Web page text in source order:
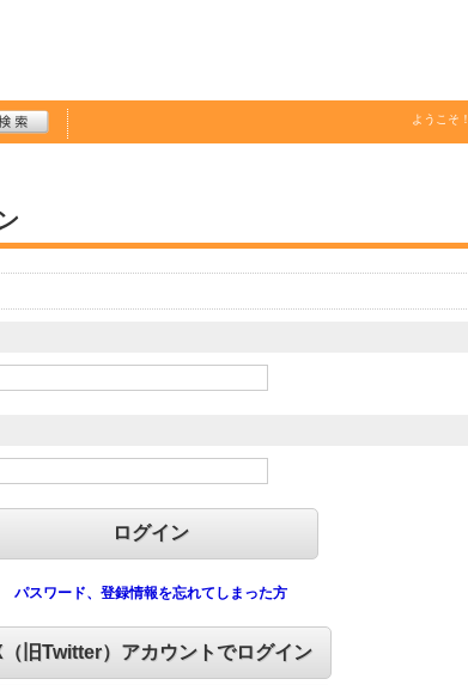
ようこそ！
パスワード、登録情報を忘れてしまった方
（旧Twitter）アカウントでログイン